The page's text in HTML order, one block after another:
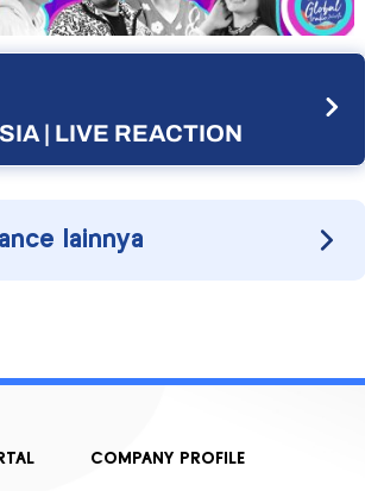
| LIVE REACTION
lainnya
COMPANY PROFILE